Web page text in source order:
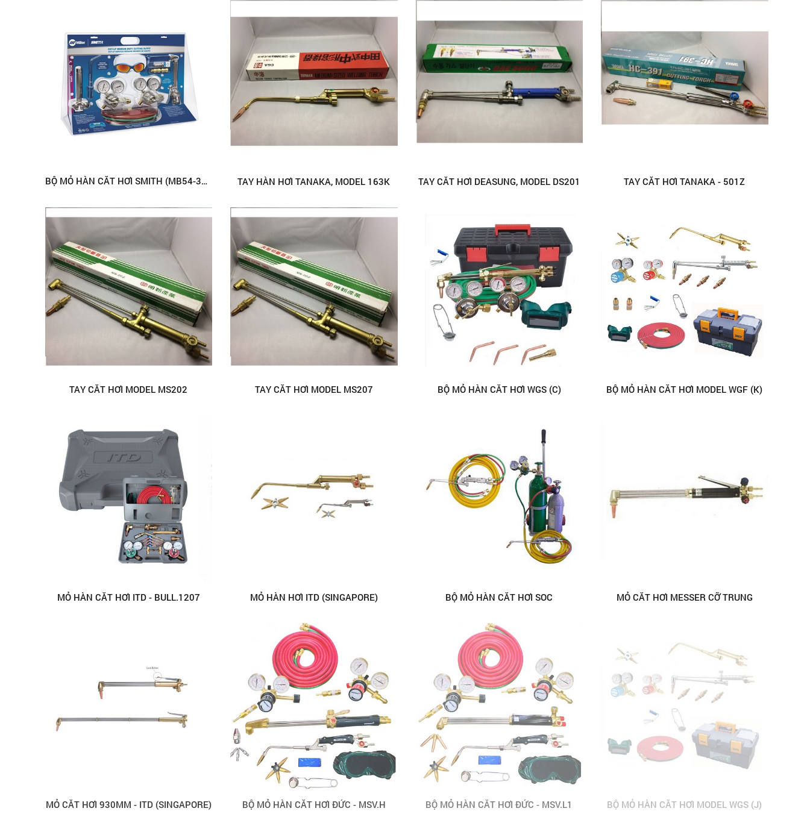
BỘ MỎ HÀN CẮT HƠI SMITH (MB54-300) TAY HÀN HƠI TANAKA, MODEL 163K TAY CẮT HƠI DEASUNG, MODEL DS201 TAY CẮT HƠI TANAKA - 501Z
TAY CẮT HƠI MODEL MS202 TAY CẮT HƠI MODEL MS207 BỘ MỎ HÀN CẮT HƠI WGS (C) BỘ MỎ HÀN CẮT HƠI MODEL WGF (K)
MỎ HÀN CẮT HƠI ITD - BULL.1207 MỎ HÀN HƠI ITD (SINGAPORE) BỘ MỎ HÀN CẮT HƠI SOC MỎ CẮT HƠI MESSER CỠ TRUNG
MỎ CẮT HƠI 930MM - ITD (SINGAPORE) BỘ MỎ HÀN CẮT HƠI ĐỨC - MSV.H BỘ MỎ HÀN CẮT HƠI ĐỨC - MSV.L1 BỘ MỎ HÀN CẮT HƠI MODEL WGS (J)